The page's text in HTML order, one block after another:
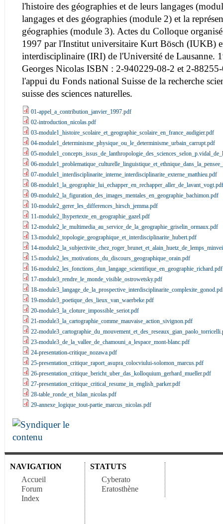
l'histoire des géographies et de leurs langages
langages et des géographies (module 2) et la
géographies (module 3). Actes du Colloque
1997 par l'Institut universitaire Kurt Bösch (IUKB)
interdisciplinaire (IRI) de l'Université de Lausanne.
Georges Nicolas ISBN : 2-940229-08-2 et 2-
l'appui du Fonds national Suisse de la recherche
suisse des sciences naturelles.
01-appel_a_contribution_janvier_1997.pdf
02-introduction_nicolas.pdf
03-module1_histoire_scolaire_et_geographie_scolaire_en_france_audigier.pdf
04-module1_determinisme_physique_ou_le_determinisme_urbain_carrupt.pdf
05-
06-
07-module1_interdisciplinarite_interne_interdisciplinarite_externe_matthieu.pdf
08-module1_la_geographie_lui_echapper_en_rechapper_aller_de_lavant_vogt.pdf
09-module2_la_figuration_des_images_mentales_en_geographie_bachimon.pdf
10-module2_gerer_les_differences_hirsch_jemma.pdf
11-module2_lhypertexte_en_geographie_gazel.pdf
12-module2_le_multimedia_au_service_de_la_geographie_griselin_ormaux.pdf
13-module2_topologie_geographique_et_interdisciplinarite_hubert.pdf
14-
15-module2_les_motivations_du_discours_geographique_orain.pdf
16-module2_les_fonctions_dun_langage_scientifique_en_geographie_richard.pdf
17-module3_rendre_le_monde_visible_ostrowetsky.pdf
18-
19-module3_poetique_des_lieux_van_waerbeke.pdf
20-module3_la_cloture_impossible_seriot.pdf
21-module3_la_cartographie_comme_mauvaise_action_sivignon.pdf
22-
23-module3_de_la_vallee_de_chamouni_a_lespace_mont-blanc.pdf
24-presentation-critique_nozawa.pdf
25-presentation_critique_raport_asupra_colocviului-solomon_marcus.pdf
26-presentation_critique_bericht_uber_das_kolloquium_gerhard_mueller.pdf
27-presentation_critique_critical_resume_in_english_parker.pdf
28-table_ronde_et_bilan_nicolas.pdf
29-annexe_logique_tout-partie_marcus_nicolas.pdf
NAVIGATION
Accueil
Forum
Index
STATUTS
Cyberato
Eratosthène